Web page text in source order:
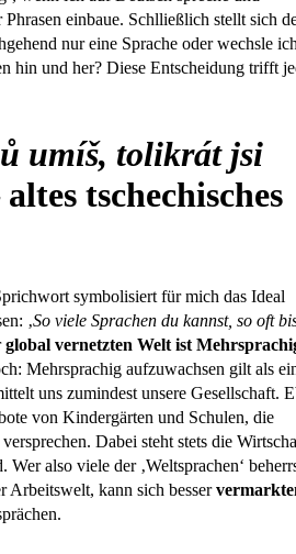
einbaue. Schlließlich stellt sich
nur eine Sprache oder wechsle
hin und her? Diese Entscheidung trifft
umíš, tolikrát jsi
altes tschechisches
symbolisiert für mich das Ideal
‚So viele Sprachen du kannst, so oft
global vernetzten Welt ist
Mehrsprachig aufzuwachsen gilt als
uns zumindest unsere Gesellschaft.
von Kindergärten und Schulen, die
Dabei steht stets die
also viele der ‚Weltsprachen‘
Arbeitswelt, kann sich besser